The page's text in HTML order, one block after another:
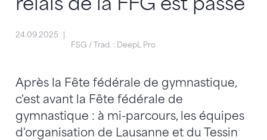
24.09.2025
FSG / Trad. : DeepL Pro
Après la Fête fédérale de gymnastique,
c'est avant la Fête fédérale de
gymnastique : à mi-parcours, les équipes
d'organisation de Lausanne et du Tessin